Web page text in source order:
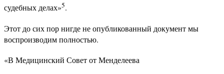
судебных делах»5.
Этот до сих пор нигде не опубликованный документ мы
воспроизводим полностью.
«В Медицинский Совет от Менделеева